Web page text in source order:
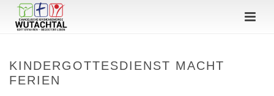
KINDERGOTTESDIENST MACHT
FERIEN